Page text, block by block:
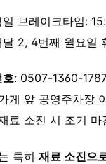
일 브레이크타임:
달 2, 4번째 월요일
호: 0507-1360-
게 앞 공영주차장
료 소진 시 조기 마
특히 재료 소진으